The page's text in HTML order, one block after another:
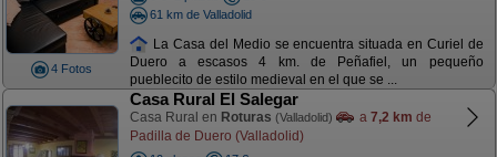
4 Fotos
61 km de Valladolid
La Casa del Medio se encuentra situada en Curiel de
Duero a escasos 4 km. de Peñafiel, un pequeño
pueblecito de estilo medieval en el que se ...
Casa Rural El Salegar
Casa Rural en Roturas (Valladolid) a 7,2 km de
Padilla de Duero (Valladolid)